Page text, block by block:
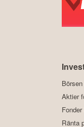
Aktier
Ränta